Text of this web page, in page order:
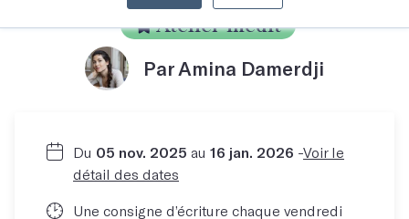
Par Amina Damerdji
Atelier inédit
Du 05 nov. 2025 au 16 jan. 2026 -Voir le
détail des dates
Une consigne d’écriture chaque vendredi